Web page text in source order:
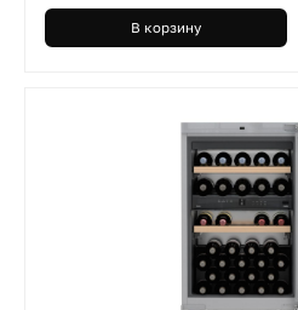
В корзину